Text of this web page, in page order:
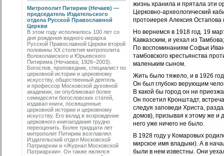
Митрополит Питирим (Нечаев) —
председатель Издательского
отдела Русской Православной
Церкви
В этом году исполнилось 100 лет со
дня рождения видного иерарха
Русской Православной Церкви второй
половины XX столетия митрополита
Волоколамского и Юрьевского
Питирима (Нечаева; 1926–2003).
Богослов, проповедник, специалист по
церковной истории и церковному
искусству, общественный деятель
и профессор Московской духовной
академии, он опубликовал более
семидесяти богословских статей,
издавал книги, посвященные
церковной истории и церковному
искусству. Его вклад в возрождение
церковного книгоиздания трудно
переоценить. Более тридцати лет
митрополит Питирим возглавлял
Издательский отдел Московской
Патриархии и «Журнал Московской
Патриархии». Он также являлся
жизнь хранила и прятала эти
Церковно-археологический
протоиерея Алексия Остапова
Но вернемся в 1918 год. 19
Кавказским, и уехал из
По воспоминаниям Софьи
тамбовского крестьянства
маленьким сыном.
Жить было тяжело, и в 1926
Он был глубоко верующим
В какой бы город он ни
Он посетил Кронштадт,
следуя заповеди Христа,
домов), призывая к этому же и
него уже ничего не было.
В 1928 году у Комаровых
мирское имя владыки). А в
были в нем известны. Они